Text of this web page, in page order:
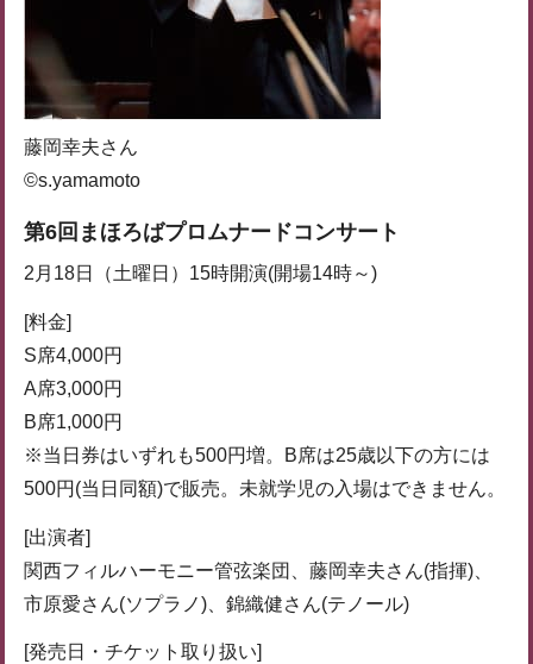
藤岡幸夫さん
©s.yamamoto
第6回まほろばプロムナードコンサート
2月18日（土曜日）15時開演(開場14時～)
[料金]
S席4,000円
A席3,000円
B席1,000円
※当日券はいずれも500円増。B席は25歳以下の方には
500円(当日同額)で販売。未就学児の入場はできません。
[出演者]
関西フィルハーモニー管弦楽団、藤岡幸夫さん(指揮)、
市原愛さん(ソプラノ)、錦織健さん(テノール)
[発売日・チケット取り扱い]